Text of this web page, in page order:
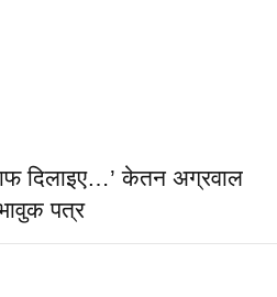
दिलाइए…’ केतन अग्रवाल
पत्र